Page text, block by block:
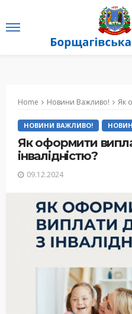
Home Новини Важливо! Як
НОВИНИ ВАЖЛИВО!
Як оформити
інвалідністю?
09.12.2024